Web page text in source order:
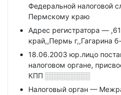
Федеральной налоговой
Пермскому краю
Адрес регистратора —
край,,Пермь г,,Гагарина
18.06.2003 юр.лицо
налоговом органе,
КПП ░░░░░░░░░
Налоговый орган —